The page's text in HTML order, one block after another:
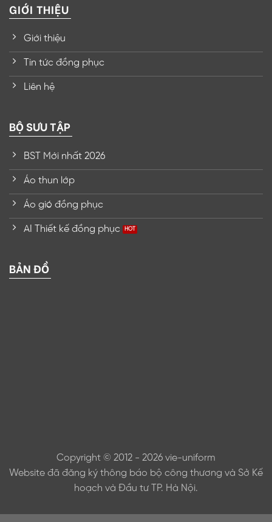
GIỚI THIỆU
Giới thiệu
Tin tức đồng phục
Liên hệ
BỘ SƯU TẬP
BST Mới nhất 2026
Áo thun lớp
Áo gió đồng phục
AI Thiết kế đồng phục
BẢN ĐỒ
Copyright © 2012 - 2026 vie-uniform
Website đã đăng ký thông báo bộ công thương và Sở Kế
hoạch và Đầu tư TP. Hà Nội.